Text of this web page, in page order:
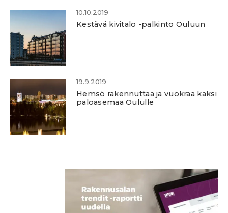
10.10.2019
Kestävä kivitalo -palkinto Ouluun
19.9.2019
Hemsö rakennuttaa ja vuokraa kaksi
paloasemaa Oululle